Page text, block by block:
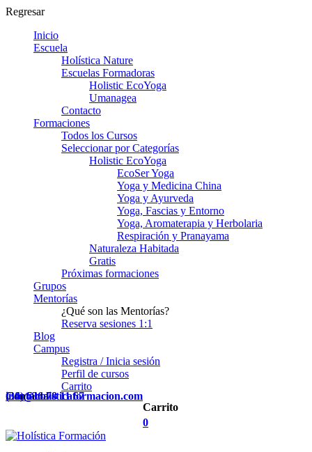
Regresar
Inicio
Escuela
Holística Nature
Escuelas Formadoras
Holistic EcoYoga
Umanagea
Contacto
Formaciones
Todos los Cursos
Seleccionar por Categorías
Holistic EcoYoga
EcoSer Yoga
Yoga y Medicina China
Yoga y Ayurveda
Yoga, Fascias y Entorno
Yoga, Aromaterapia y Herbolaria
Respiración y Pranayama
Naturaleza Habitada
Gratis
Próximas formaciones
Grupos
Mentorías
¿Qué son las Mentorías?
Reserva sesiones 1:1
Blog
Campus
Registra / Inicia sesión
Perfil de cursos
Carrito
Contacta
(34) 636 78 11 67
info@holisticaformacion.com
Carrito
0